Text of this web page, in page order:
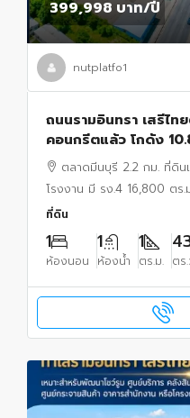
399,998 บาท/ปี
nutplatfo1
ถนนรามอินทรา เสรีไท
คอนกรีตแล้ว โกดัง
16,800 ตร.ม.
ตลาดมีนบุรี 2.2 กม. ที่ดิน
โรงงาน มี รง.4 16,800 ตร.
ที่ดิน
1
ห้องนอน
1
ห้องน้ำ
1
ตร.ม. ตร